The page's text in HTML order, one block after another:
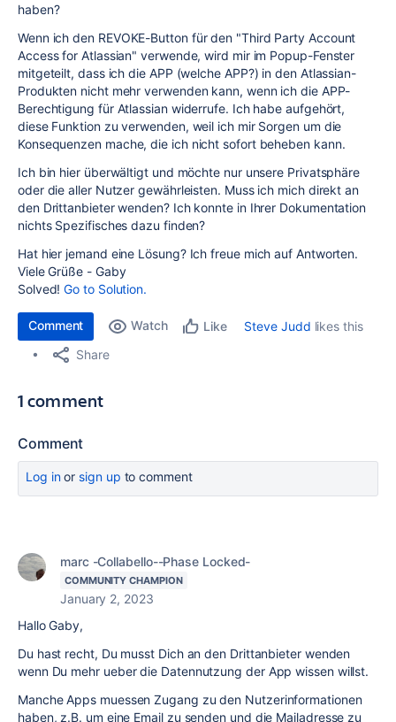
haben?
Wenn ich den REVOKE-Button für den "Third Party Account
Access for Atlassian" verwende, wird mir im Popup-Fenster
mitgeteilt, dass ich die APP (welche APP?) in den Atlassian-
Produkten nicht mehr verwenden kann, wenn ich die APP-
Berechtigung für Atlassian widerrufe. Ich habe aufgehört,
diese Funktion zu verwenden, weil ich mir Sorgen um die
Konsequenzen mache, die ich nicht sofort beheben kann.
Ich bin hier überwältigt und möchte nur unsere Privatsphäre
oder die aller Nutzer gewährleisten. Muss ich mich direkt an
den Drittanbieter wenden? Ich konnte in Ihrer Dokumentation
nichts Spezifisches dazu finden?
Hat hier jemand eine Lösung? Ich freue mich auf Antworten.
Viele Grüße - Gaby
Solved!Go to Solution.
Comment Watch Like Steve Judd likes this
Share
1 comment
Comment
Log inor sign up to comment
marc -Collabello--Phase Locked-
COMMUNITY CHAMPION
January 2, 2023
Hallo Gaby,
Du hast recht, Du musst Dich an den Drittanbieter wenden
wenn Du mehr ueber die Datennutzung der App wissen willst.
Manche Apps muessen Zugang zu den Nutzerinformationen
haben, z.B. um eine Email zu senden und die Mailadresse zu